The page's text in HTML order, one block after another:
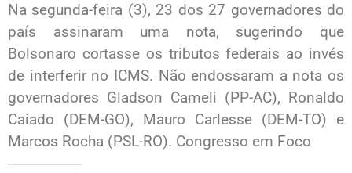
Na segunda-feira (3), 23 dos 27 governadores do
país assinaram uma nota, sugerindo que
Bolsonaro cortasse os tributos federais ao invés
de interferir no ICMS. Não endossaram a nota os
governadores Gladson Cameli (PP-AC), Ronaldo
Caiado (DEM-GO), Mauro Carlesse (DEM-TO) e
Marcos Rocha (PSL-RO). Congresso em Foco